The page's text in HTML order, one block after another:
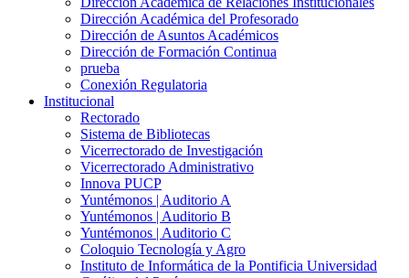
Dirección Académica del Profesorado
Dirección de Asuntos Académicos
Dirección de Formación Continua
prueba
Conexión Regulatoria
Institucional
Rectorado
Sistema de Bibliotecas
Vicerrectorado de Investigación
Vicerrectorado Administrativo
Innova PUCP
Yuntémonos | Auditorio A
Yuntémonos | Auditorio B
Yuntémonos | Auditorio C
Coloquio Tecnología y Agro
Instituto de Informática de la Pontificia Universidad